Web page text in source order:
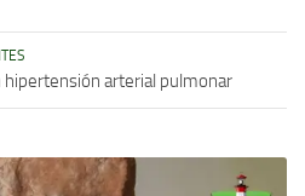
hipertensión arterial pulmonar